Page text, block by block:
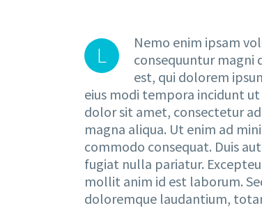
L
Nemo enim ipsam
consequuntur magni
est, qui dolorem
eius modi tempora incidunt
dolor sit amet, consectetur
magna aliqua. Ut enim ad
commodo consequat. Duis
fugiat nulla pariatur.
mollit anim id est laborum.
doloremque laudantium,